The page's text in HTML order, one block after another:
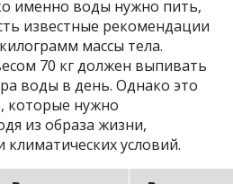
именно воды нужно пить,
известные рекомендации
массы тела.
70 кг должен выпивать
воды в день. Однако это
которые нужно
из образа жизни,
климатических условий.